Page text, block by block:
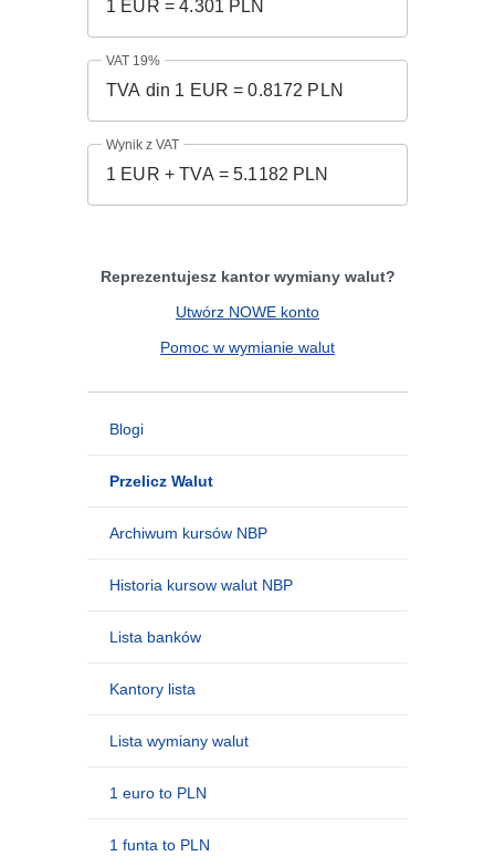
VAT 19%
Wynik z VAT
Reprezentujesz kantor wymiany walut?
Utwórz NOWE konto
Pomoc w wymianie walut
Blogi
Przelicz Walut
Archiwum kursów NBP
Historia kursow walut NBP
Lista banków
Kantory lista
Lista wymiany walut
1 euro to PLN
1 funta to PLN